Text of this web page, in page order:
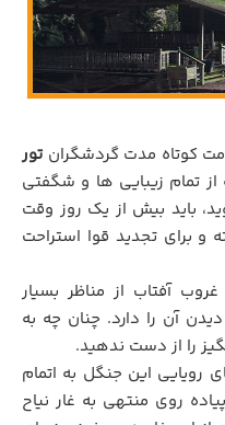
کوتاه مدت گردشگران تور
تمام زیبایی ها و شگفتی
باید بیش از یک روز وقت
و برای تجدید قوا استراحت
آفتاب از مناظر بسیار
آن را دارد. چنان چه به
را از دست ندهید.
رویایی این جنگل به اتمام
روی منتهی به غار نیاح